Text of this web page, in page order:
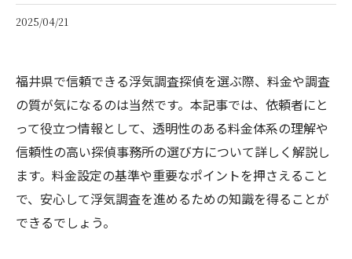
2025/04/21
福井県で信頼できる浮気調査探偵を選ぶ際、料金や調査
の質が気になるのは当然です。本記事では、依頼者にと
って役立つ情報として、透明性のある料金体系の理解や
信頼性の高い探偵事務所の選び方について詳しく解説し
ます。料金設定の基準や重要なポイントを押さえること
で、安心して浮気調査を進めるための知識を得ることが
できるでしょう。